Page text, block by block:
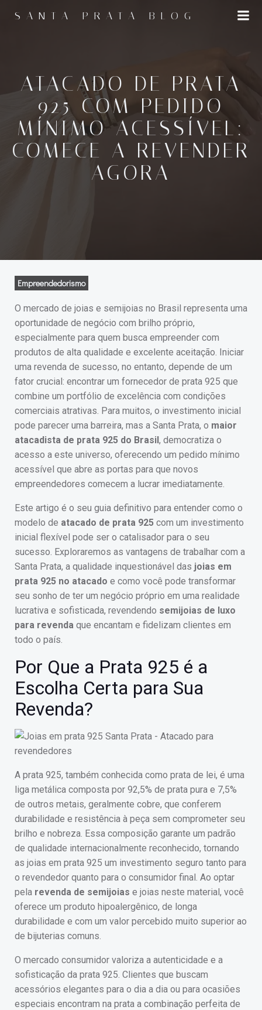
para
SANTA PRATA BLOG
ATACADO DE PRATA
925 COM PEDIDO
MÍNIMO ACESSÍVEL:
COMECE A REVENDER
AGORA
Empreendedorismo
O mercado de joias e semijoias no Brasil representa uma
oportunidade de negócio com brilho próprio,
especialmente para quem busca empreender com
produtos de alta qualidade e excelente aceitação. Iniciar
uma revenda de sucesso, no entanto, depende de um
fator crucial: encontrar um fornecedor de prata 925 que
combine um portfólio de excelência com condições
comerciais atrativas. Para muitos, o investimento inicial
pode parecer uma barreira, mas a Santa Prata, o maior
atacadista de prata 925 do Brasil, democratiza o
acesso a este universo, oferecendo um pedido mínimo
acessível que abre as portas para que novos
empreendedores comecem a lucrar imediatamente.
Este artigo é o seu guia definitivo para entender como o
modelo de atacado de prata 925 com um investimento
inicial flexível pode ser o catalisador para o seu
sucesso. Exploraremos as vantagens de trabalhar com a
Santa Prata, a qualidade inquestionável das joias em
prata 925 no atacado e como você pode transformar
seu sonho de ter um negócio próprio em uma realidade
lucrativa e sofisticada, revendendo semijoias de luxo
para revenda que encantam e fidelizam clientes em
todo o país.
Por Que a Prata 925 é a
Escolha Certa para Sua
Revenda?
A prata 925, também conhecida como prata de lei, é uma
liga metálica composta por 92,5% de prata pura e 7,5%
de outros metais, geralmente cobre, que conferem
durabilidade e resistência à peça sem comprometer seu
brilho e nobreza. Essa composição garante um padrão
de qualidade internacionalmente reconhecido, tornando
as joias em prata 925 um investimento seguro tanto para
o revendedor quanto para o consumidor final. Ao optar
pela revenda de semijoias e joias neste material, você
oferece um produto hipoalergênico, de longa
durabilidade e com um valor percebido muito superior ao
de bijuterias comuns.
O mercado consumidor valoriza a autenticidade e a
sofisticação da prata 925. Clientes que buscam
acessórios elegantes para o dia a dia ou para ocasiões
especiais encontram na prata a combinação perfeita de